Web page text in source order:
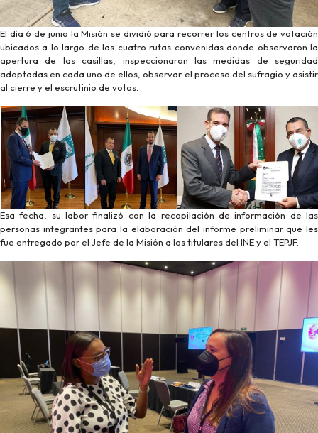
El día 6 de junio la Misión se dividió para recorrer los centros de votación
ubicados a lo largo de las cuatro rutas convenidas donde observaron la
apertura de las casillas, inspeccionaron las medidas de seguridad
adoptadas en cada uno de ellos, observar el proceso del sufragio y asistir
al cierre y el escrutinio de votos.
Esa fecha, su labor finalizó con la recopilación de información de las
personas integrantes para la elaboración del informe preliminar que les
fue entregado por el Jefe de la Misión a los titulares del INE y el TEPJF.